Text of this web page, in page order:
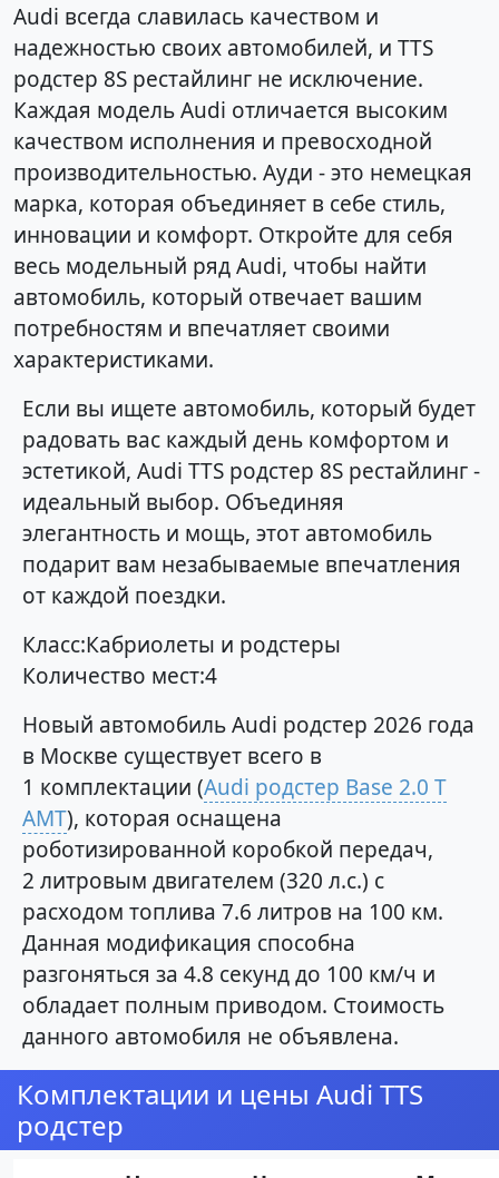
Audi всегда славилась качеством и
надежностью своих автомобилей, и TTS
родстер 8S рестайлинг не исключение.
Каждая модель Audi отличается высоким
качеством исполнения и превосходной
производительностью. Ауди - это немецкая
марка, которая объединяет в себе стиль,
инновации и комфорт. Откройте для себя
весь модельный ряд Audi, чтобы найти
автомобиль, который отвечает вашим
потребностям и впечатляет своими
характеристиками.
Если вы ищете автомобиль, который будет
радовать вас каждый день комфортом и
эстетикой, Audi TTS родстер 8S рестайлинг -
идеальный выбор. Объединяя
элегантность и мощь, этот автомобиль
подарит вам незабываемые впечатления
от каждой поездки.
Класс:Кабриолеты и родстеры
Количество мест:4
Новый автомобиль Audi родстер 2026 года
в Москве существует всего в
1 комплектации (Audi родстер Base 2.0 T
AMT), которая оснащена
роботизированной коробкой передач,
2 литровым двигателем (320 л.с.) с
расходом топлива 7.6 литров на 100 км.
Данная модификация способна
разгоняться за 4.8 секунд до 100 км/ч и
обладает полным приводом. Стоимость
данного автомобиля не объявлена.
Комплектации и цены Audi TTS
родстер